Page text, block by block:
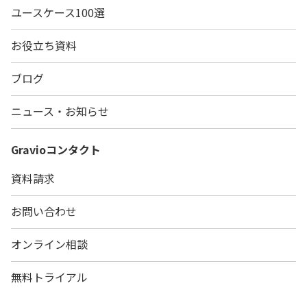
ユースケース100選
お役立ち資料
ブログ
ニュース・お知らせ
Gravioコンタクト
資料請求
お問い合わせ
オンライン相談
無料トライアル